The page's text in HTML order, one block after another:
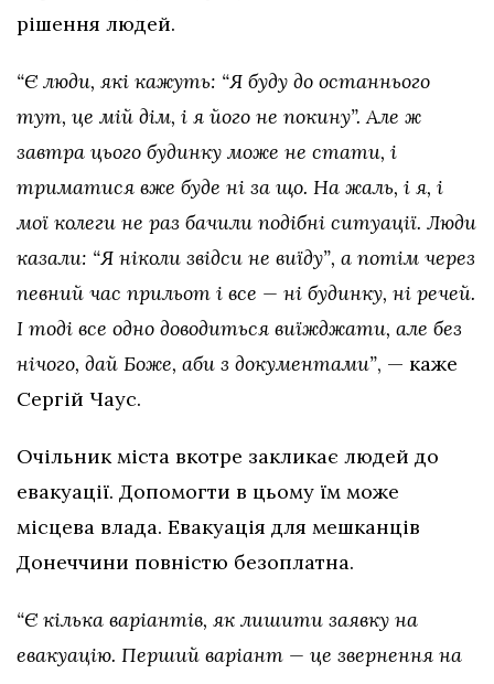
рішення людей.
“Є люди, які кажуть: “Я буду до останнього
тут, це мій дім, і я його не покину”. Але ж
завтра цього будинку може не стати, і
триматися вже буде ні за що. На жаль, і я, і
мої колеги не раз бачили подібні ситуації. Люди
казали: “Я ніколи звідси не виїду”, а потім через
певний час прильот і все — ні будинку, ні речей.
І тоді все одно доводиться виїжджати, але без
нічого, дай Боже, аби з документами”, — каже
Сергій Чаус.
Очільник міста вкотре закликає людей до
евакуації. Допомогти в цьому їм може
місцева влада. Евакуація для мешканців
Донеччини повністю безоплатна.
“Є кілька варіантів, як лишити заявку на
евакуацію. Перший варіант — це звернення на